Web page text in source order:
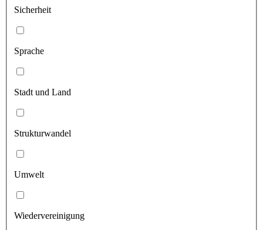
Sicherheit
Sprache
Stadt und Land
Strukturwandel
Umwelt
Wiedervereinigung